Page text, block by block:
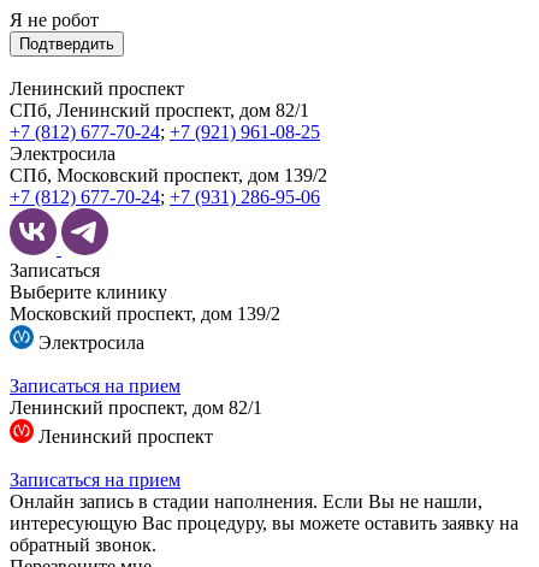
Я не робот
Подтвердить
Ленинский проспект
СПб, Ленинский проспект, дом 82/1
+7 (812) 677-70-24; +7 (921) 961-08-25
Электросила
СПб, Московский проспект, дом 139/2
+7 (812) 677-70-24; +7 (931) 286-95-06
Записаться
Выберите клинику
Московский проспект, дом 139/2
Электросила
Записаться на прием
Ленинский проспект, дом 82/1
Ленинский проспект
Записаться на прием
Онлайн запись в стадии наполнения. Если Вы не нашли,
интересующую Вас процедуру, вы можете оставить заявку на
обратный звонок.